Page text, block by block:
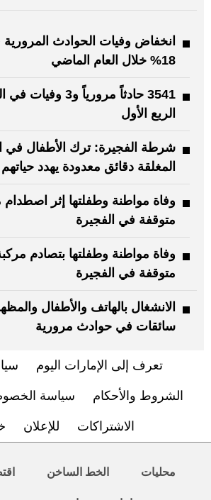
انخفاض وفيات الحوادث
18% خلال العام الماضي
3541 حادثاً مرورياً
الربع الأول
شرطة الفجيرة: ترك الأطفال في
المغلقة دقائق معدودة يهدد حياتهم
وفاة مواطنة وطفلتها إثر اصطدام
متوقفة في الفجيرة
وفاة مواطنة وطفلتها بتصادم
متوقفة في الفجيرة
الانشغال بالهاتف والأطفال
سائقات في حوادث مرورية
تعرف إلى الإمارات اليوم
الشروط والأحكام سياسة
الاشتراكات للإعلان
محليات الخط الساخن